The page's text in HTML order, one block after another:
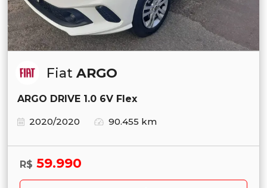
Fiat ARGO
ARGO DRIVE 1.0 6V Flex
2020/2020
90.455 km
R$ 59.990